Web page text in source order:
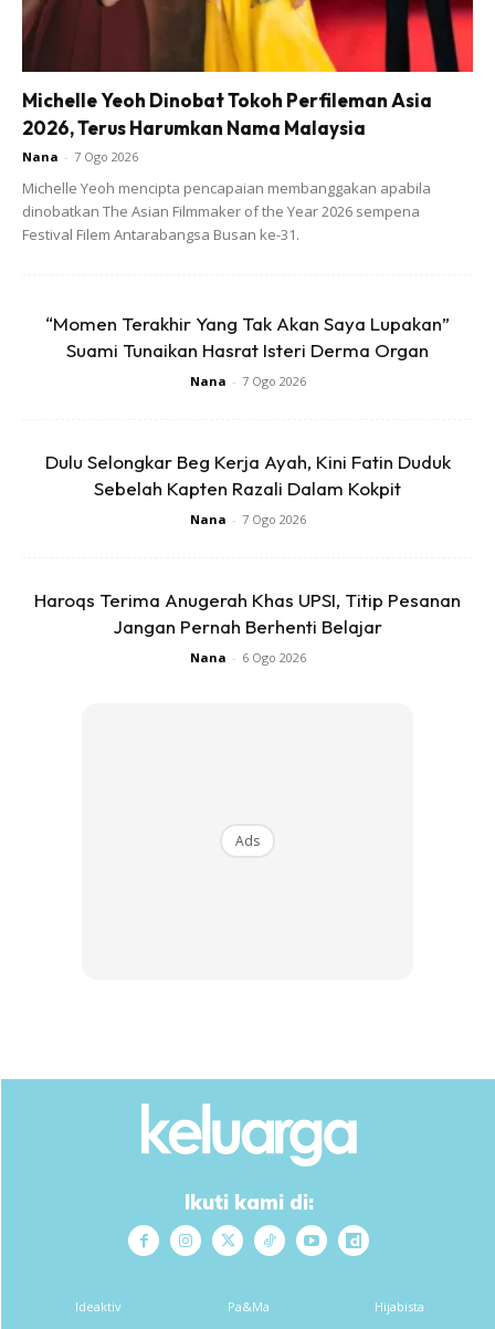
Bawang putih halia yg di tumbuk
Michelle Yeoh Dinobat Tokoh Perfileman Asia
2026, Terus Harumkan Nama Malaysia
Nana - 7 Ogo 2026
Michelle Yeoh mencipta pencapaian membanggakan apabila
dinobatkan The Asian Filmmaker of the Year 2026 sempena
Festival Filem Antarabangsa Busan ke-31.
“Momen Terakhir Yang Tak Akan Saya Lupakan”
Suami Tunaikan Hasrat Isteri Derma Organ
Nana - 7 Ogo 2026
Dulu Selongkar Beg Kerja Ayah, Kini Fatin Duduk
Sebelah Kapten Razali Dalam Kokpit
Nana - 7 Ogo 2026
Haroqs Terima Anugerah Khas UPSI, Titip Pesanan
Jangan Pernah Berhenti Belajar
Nana - 6 Ogo 2026
Ads
Ikuti kami di:
Ideaktiv Pa&Ma Hijabista